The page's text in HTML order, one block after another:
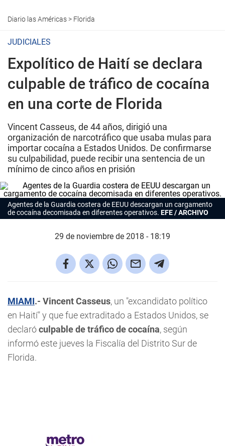
Diario las Américas> Florida
JUDICIALES
Expolítico de Haití se declara
culpable de tráfico de cocaína
en una corte de Florida
Vincent Casseus, de 44 años, dirigió una
organización de narcotráfico que usaba mulas para
importar cocaína a Estados Unidos. De confirmarse
su culpabilidad, puede recibir una sentencia de un
mínimo de cinco años en prisión
Agentes de la Guardia costera de EEUU descargan un cargamento
de cocaína decomisada en diferentes operativos. EFE / ARCHIVO
29 de noviembre de 2018 - 18:19
MIAMI.- Vincent Casseus, un "excandidato político
en Haití" y que fue extraditado a Estados Unidos, se
declaróculpable de tráfico de cocaína, según
informó este jueves la Fiscalía del Distrito Sur de
Florida.